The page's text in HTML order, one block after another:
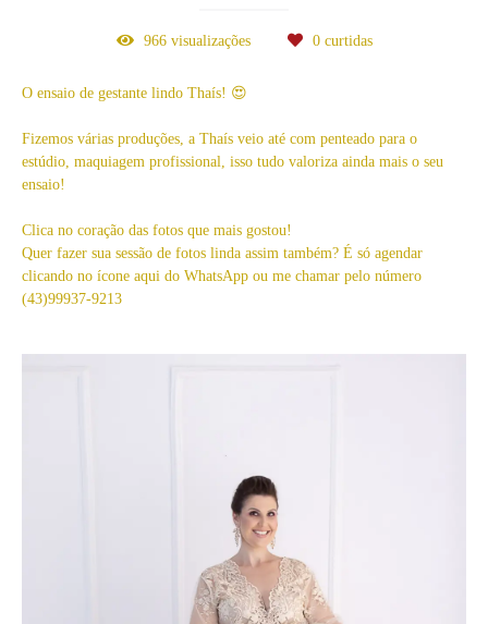
966visualizações 0curtidas
O ensaio de gestante lindo Thaís! 😍
Fizemos várias produções, a Thaís veio até com penteado para o
estúdio, maquiagem profissional, isso tudo valoriza ainda mais o seu
ensaio!
Clica no coração das fotos que mais gostou!
Quer fazer sua sessão de fotos linda assim também? É só agendar
clicando no ícone aqui do WhatsApp ou me chamar pelo número
(43)99937-9213